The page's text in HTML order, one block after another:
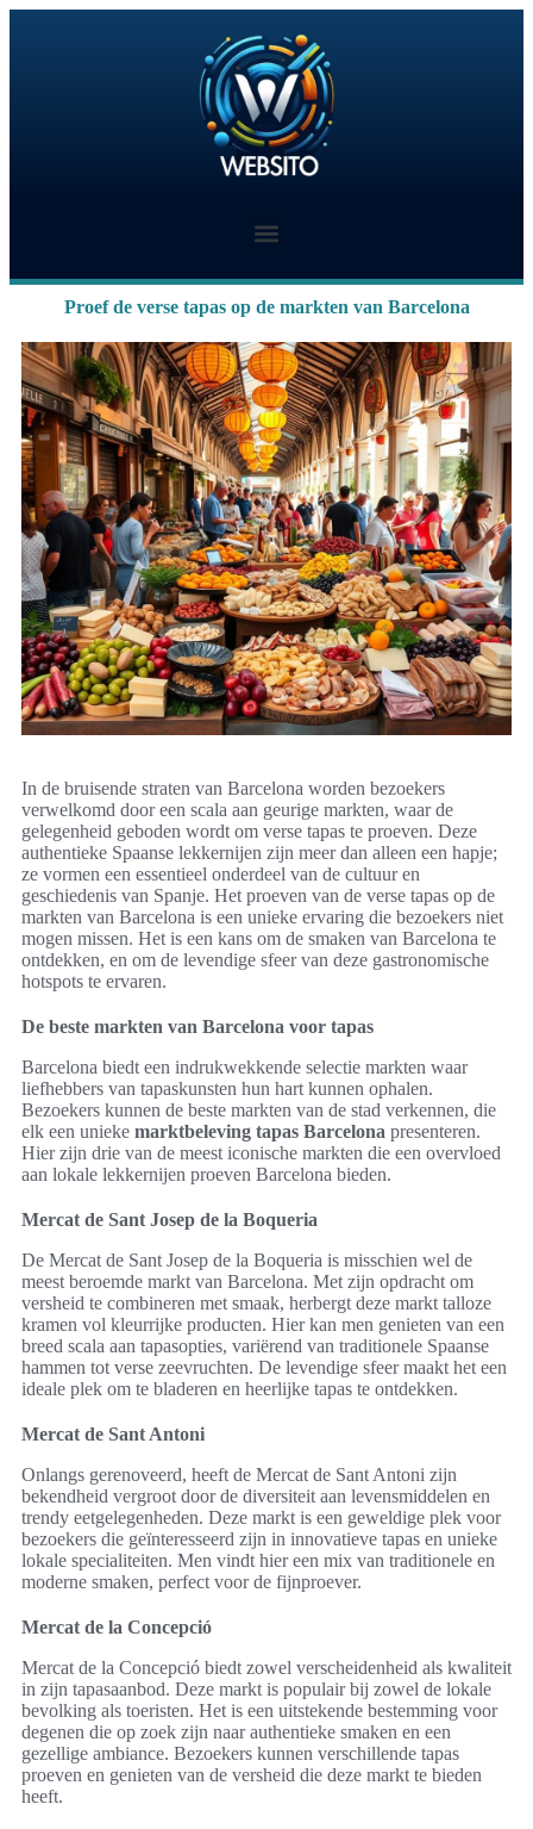
Proef de verse tapas op de markten van Barcelona
In de bruisende straten van Barcelona worden bezoekers
verwelkomd door een scala aan geurige markten, waar de
gelegenheid geboden wordt om verse tapas te proeven. Deze
authentieke Spaanse lekkernijen zijn meer dan alleen een hapje;
ze vormen een essentieel onderdeel van de cultuur en
geschiedenis van Spanje. Het proeven van de verse tapas op de
markten van Barcelona is een unieke ervaring die bezoekers niet
mogen missen. Het is een kans om de smaken van Barcelona te
ontdekken, en om de levendige sfeer van deze gastronomische
hotspots te ervaren.
De beste markten van Barcelona voor tapas
Barcelona biedt een indrukwekkende selectie markten waar
liefhebbers van tapaskunsten hun hart kunnen ophalen.
Bezoekers kunnen de beste markten van de stad verkennen, die
elk een unieke marktbeleving tapas Barcelona presenteren.
Hier zijn drie van de meest iconische markten die een overvloed
aan lokale lekkernijen proeven Barcelona bieden.
Mercat de Sant Josep de la Boqueria
De Mercat de Sant Josep de la Boqueria is misschien wel de
meest beroemde markt van Barcelona. Met zijn opdracht om
versheid te combineren met smaak, herbergt deze markt talloze
kramen vol kleurrijke producten. Hier kan men genieten van een
breed scala aan tapasopties, variërend van traditionele Spaanse
hammen tot verse zeevruchten. De levendige sfeer maakt het een
ideale plek om te bladeren en heerlijke tapas te ontdekken.
Mercat de Sant Antoni
Onlangs gerenoveerd, heeft de Mercat de Sant Antoni zijn
bekendheid vergroot door de diversiteit aan levensmiddelen en
trendy eetgelegenheden. Deze markt is een geweldige plek voor
bezoekers die geïnteresseerd zijn in innovatieve tapas en unieke
lokale specialiteiten. Men vindt hier een mix van traditionele en
moderne smaken, perfect voor de fijnproever.
Mercat de la Concepció
Mercat de la Concepció biedt zowel verscheidenheid als kwaliteit
in zijn tapasaanbod. Deze markt is populair bij zowel de lokale
bevolking als toeristen. Het is een uitstekende bestemming voor
degenen die op zoek zijn naar authentieke smaken en een
gezellige ambiance. Bezoekers kunnen verschillende tapas
proeven en genieten van de versheid die deze markt te bieden
heeft.